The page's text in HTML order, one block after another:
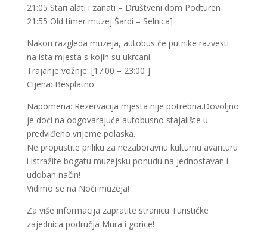
21:05 Stari alati i zanati – Društveni dom Podturen
21:55 Old timer muzej Šardi – Selnica]
Nakon razgleda muzeja, autobus će putnike razvesti
na ista mjesta s kojih su ukrcani.
Trajanje vožnje: [17:00 – 23:00 ]
Cijena: Besplatno
Napomena: Rezervacija mjesta nije potrebna.Dovoljno
je doći na odgovarajuće autobusno stajalište u
predviđeno vrijeme polaska.
Ne propustite priliku za nezaboravnu kulturnu avanturu
i istražite bogatu muzejsku ponudu na jednostavan i
udoban način!
Vidimo se na Noći muzeja!
Za više informacija zapratite stranicu Turističke
zajednica područja Mura i gorice!